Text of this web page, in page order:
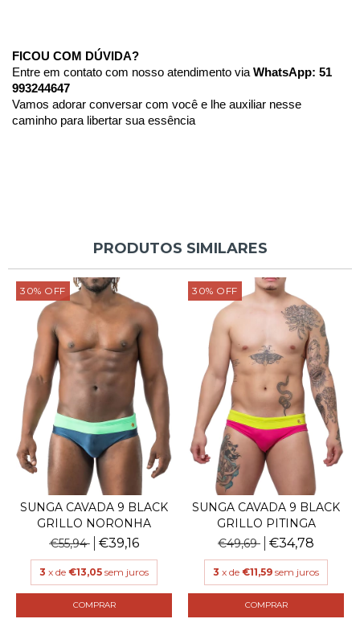
FICOU COM DÚVIDA?
Entre em contato com nosso atendimento via WhatsApp: 51
993244647
Vamos adorar conversar com você e lhe auxiliar nesse
caminho para libertar sua essência
PRODUTOS SIMILARES
30% OFF
SUNGA CAVADA 9 BLACK
GRILLO NORONHA
€55,94
€39,16
3 x de €13,05 sem juros
COMPRAR
30% OFF
SUNGA CAVADA 9 BLACK
GRILLO PITINGA
€49,69
€34,78
3 x de €11,59 sem juros
COMPRAR